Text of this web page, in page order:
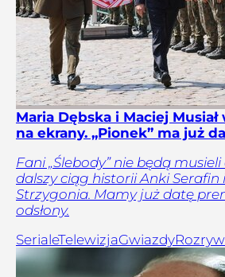
Maria Dębska i Maciej Musiał
na ekrany. „Pionek” ma już
Fani „Ślebody” nie będą
dalszy ciąg historii Anki Serafin
Strzygonia. Mamy już datę
odsłony.
SerialeTelewizjaGwiazdy